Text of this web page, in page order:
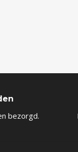
bezorgd.